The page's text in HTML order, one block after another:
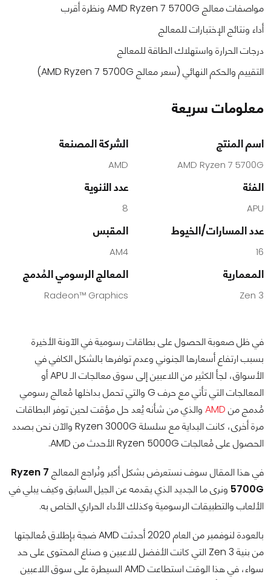
مواصفات معالج AMD Ryzen 7 5700G ونظرة أقرب
أداء ونتائج الإختبارات للمعالج
درجات الحرارة واستهلاك الطاقة للمعالج
التقييم والحكم النهائي (سعر معالج AMD Ryzen 7 5700G)
معلومات سريعة
اسم المنتج
AMD Ryzen 7 5700G
الشركة المصنعة
AMD
الفئة
APU
عدد الأنوية
8
عدد المسارات/الخيوط
16
المقبس
AM4
المعمارية
Zen 3
المعالج الرسومي المُدمج
Radeon™ Graphics
في ظل صعوبة الحصول على بطاقات رسومية في الآونة الأخيرة
بسبب ارتفاع أسعارها الجنوني وعدم توافرها بالشكل الكافي في
الأسواق، لجأ الكثير من اللاعبين إلى سوق معالجات الـ APU أو
المعالجات التي تأتي مع حرف G والتي تحمل بداخلها مُعالج رسومي
مُدمج من AMD والذي من شأنه يُعد حل مؤقت لحين توفر البطاقات
مرة أخرى، كانت البداية مع سلسلة Ryzen 3000G والآن نحن بصدد
الحصول على مُعالجات Ryzen 5000G الأحدث من AMD.
في هذا المقال سوف نستعرض بشكل أكبر ونُراجع المعالج Ryzen 7
5700G ونرى ما الجديد الذي يقدمه عن الجيل السابق وكيف يبلي في
الألعاب والتطبيقات الرسومية وكذلك الأداء الحراري الخاص به.
بالعودة لنوفمبر من العام 2020 أحدثت AMD ضجة بإطلاق مُعالجتها
من بنية Zen 3 التي كانت الأفضل للاعبين و صناع المحتوى على حد
سواء، في هذا الوقت استطاعت AMD السيطرة على سوق اللاعبين